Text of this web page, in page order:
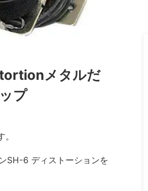
メタルだ
プ
SH-6 ディストーションを